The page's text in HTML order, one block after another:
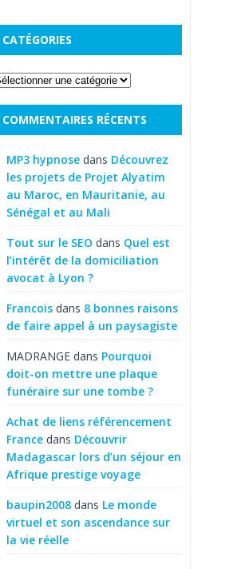
CATÉGORIES
COMMENTAIRES RÉCENTS
MP3 hypnose dans Découvrez
les projets de Projet Alyatim
au Maroc, en Mauritanie, au
Sénégal et au Mali
Tout sur le SEO dans Quel est
l’intérêt de la domiciliation
avocat à Lyon ?
Francois dans 8 bonnes raisons
de faire appel à un paysagiste
MADRANGE dans Pourquoi
doit-on mettre une plaque
funéraire sur une tombe ?
Achat de liens référencement
France dans Découvrir
Madagascar lors d’un séjour en
Afrique prestige voyage
baupin2008 dans Le monde
virtuel et son ascendance sur
la vie réelle